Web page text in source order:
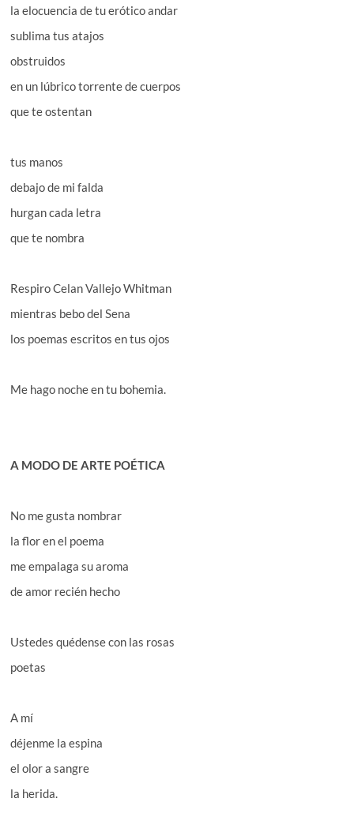
la elocuencia de tu erótico andar
sublima tus atajos
obstruidos
en un lúbrico torrente de cuerpos
que te ostentan
tus manos
debajo de mi falda
hurgan cada letra
que te nombra
Respiro Celan Vallejo Whitman
mientras bebo del Sena
los poemas escritos en tus ojos
Me hago noche en tu bohemia.
A MODO DE ARTE POÉTICA
No me gusta nombrar
la flor en el poema
me empalaga su aroma
de amor recién hecho
Ustedes quédense con las rosas
poetas
A mí
déjenme la espina
el olor a sangre
la herida.